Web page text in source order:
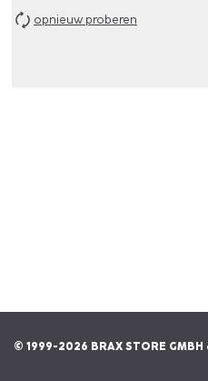
opnieuw proberen
© 1999-2026 BRAX STORE GMBH